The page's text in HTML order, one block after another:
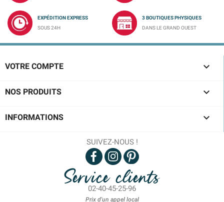
EXPÉDITION EXPRESS
SOUS 24H
3 BOUTIQUES PHYSIQUES
DANS LE GRAND OUEST
VOTRE COMPTE 
NOS PRODUITS 
INFORMATIONS 
SUIVEZ-NOUS !
Service clients
02-40-45-25-96
Prix d'un appel local